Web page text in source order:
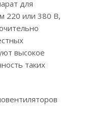
для
220 или 380 В,
высокое
таких